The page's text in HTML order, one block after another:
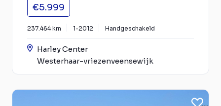
€5.999
237.464 km 1-2012 Handgeschakeld
Harley Center
Westerhaar-vriezenveensewijk